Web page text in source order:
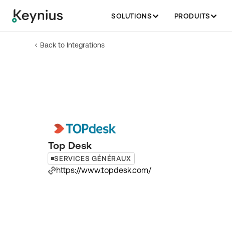
SOLUTIONS PRODUITS
Back to Integrations
Top Desk
SERVICES GÉNÉRAUX
https://www.topdesk.com/